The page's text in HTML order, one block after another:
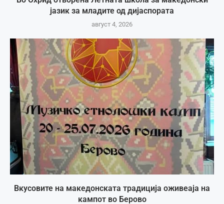
јазик за младите од дијаспората
август 4, 2026
Вкусовите на македонската традиција оживеаја на
кампот во Берово